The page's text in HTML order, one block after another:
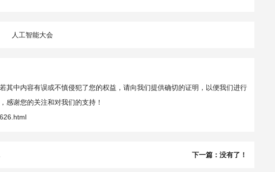
人工智能大会
其中内容有误或不慎侵犯了您的权益，请向我们提供确切的证明，以便我们进行
感谢您的关注和对我们的支持！
下一篇：没有了！